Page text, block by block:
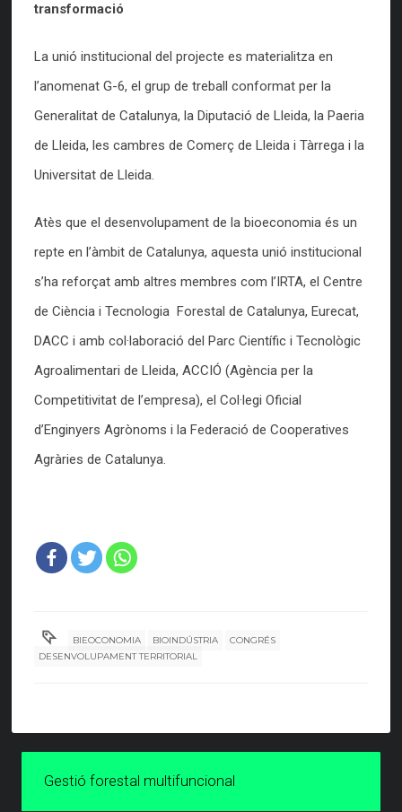
transformació
La unió institucional del projecte es materialitza en
l’anomenat G-6, el grup de treball conformat per la
Generalitat de Catalunya, la Diputació de Lleida, la Paeria
de Lleida, les cambres de Comerç de Lleida i Tàrrega i la
Universitat de Lleida.
Atès que el desenvolupament de la bioeconomia és un
repte en l’àmbit de Catalunya, aquesta unió institucional
s’ha reforçat amb altres membres com l’IRTA, el Centre
de Ciència i Tecnologia Forestal de Catalunya, Eurecat,
DACC i amb col·laboració del Parc Científic i Tecnològic
Agroalimentari de Lleida, ACCIÓ (Agència per la
Competitivitat de l’empresa), el Col·legi Oficial
d’Enginyers Agrònoms i la Federació de Cooperatives
Agràries de Catalunya.
BIEOCONOMIA BIOINDÚSTRIA
CONGRÉS
DESENVOLUPAMENT TERRITORIAL
Gestió forestal multifuncional